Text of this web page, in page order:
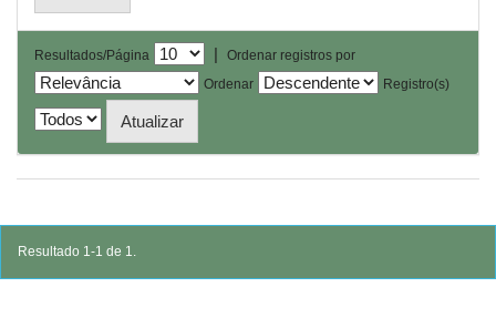
Resultados/Página |
Ordenar registros por
Ordenar
Registro(s)
Resultado 1-1 de 1.